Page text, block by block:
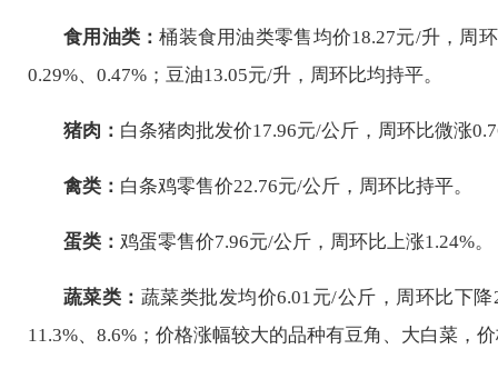
食用油类：桶装食用油类零售均价18.27元/升，周
0.29%、0.47%； 豆油13.05元/升， 周环比均持平。
猪肉： 白条猪肉批发价17.96元/公斤，周环比微涨
禽类： 白条鸡零售价22.76元/公斤，周环比持平。
蛋类： 鸡蛋零售价7.96元/公斤，周环比上涨1.24%。
蔬菜类： 蔬菜类批发均价6.01元/公斤， 周环比下降
11.3%、 8.6%；价格涨幅较大的品种有豆角 、 大白菜 ，